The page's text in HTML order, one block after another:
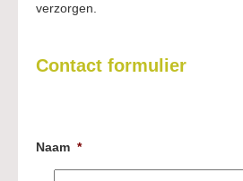
verzorgen.
Contact formulier
Naam *